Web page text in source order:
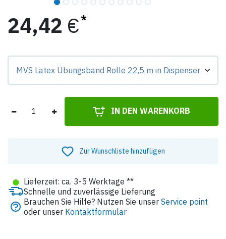
24,42 €
IN DEN WARENKORB
Zur Wunschliste hinzufügen
● Lieferzeit: ca. 3-5 Werktage **
Schnelle und zuverlässige Lieferung
Brauchen Sie Hilfe? Nutzen Sie unser Service point
oder unser Kontaktformular